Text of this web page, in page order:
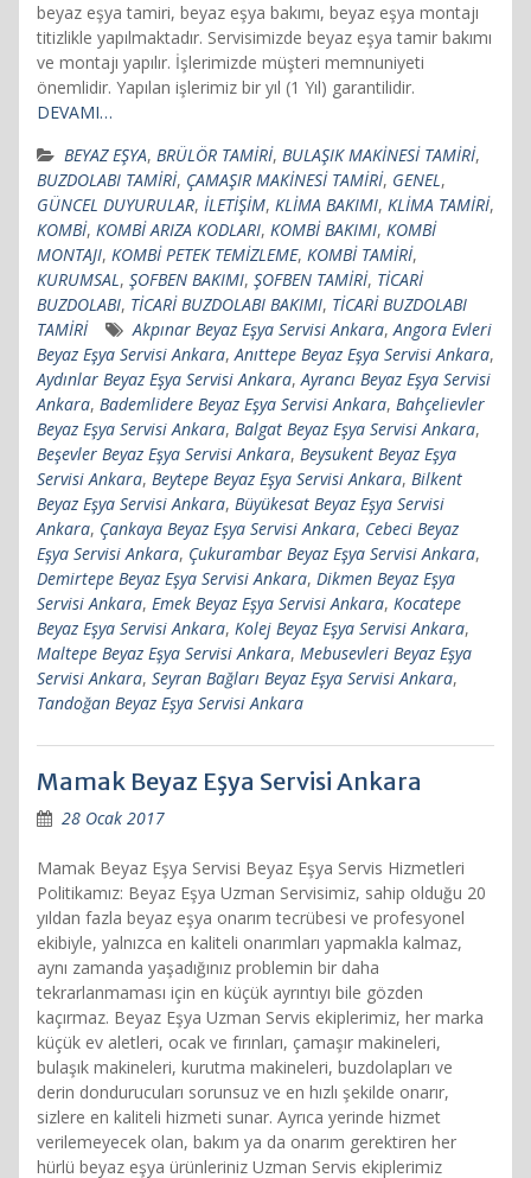
beyaz eşya tamiri, beyaz eşya bakımı, beyaz eşya montajı
titizlikle yapılmaktadır. Servisimizde beyaz eşya tamir bakımı
ve montajı yapılır. İşlerimizde müşteri memnuniyeti
önemlidir. Yapılan işlerimiz bir yıl (1 Yıl) garantilidir.
DEVAMI…
BEYAZ EŞYA, BRÜLÖR TAMİRİ, BULAŞIK MAKİNESİ TAMİRİ,
BUZDOLABI TAMİRİ, ÇAMAŞIR MAKİNESİ TAMİRİ, GENEL,
GÜNCEL DUYURULAR, İLETİŞİM, KLİMA BAKIMI, KLİMA TAMİRİ,
KOMBİ, KOMBİ ARIZA KODLARI, KOMBİ BAKIMI, KOMBİ
MONTAJI, KOMBİ PETEK TEMİZLEME, KOMBİ TAMİRİ,
KURUMSAL, ŞOFBEN BAKIMI, ŞOFBEN TAMİRİ, TİCARİ
BUZDOLABI, TİCARİ BUZDOLABI BAKIMI, TİCARİ BUZDOLABI
TAMİRİ
Akpınar Beyaz Eşya Servisi Ankara,Angora Evleri
Beyaz Eşya Servisi Ankara,Anıttepe Beyaz Eşya Servisi Ankara,
Aydınlar Beyaz Eşya Servisi Ankara,Ayrancı Beyaz Eşya Servisi
Ankara, Bademlidere Beyaz Eşya Servisi Ankara, Bahçelievler
Beyaz Eşya Servisi Ankara, Balgat Beyaz Eşya Servisi Ankara,
Beşevler Beyaz Eşya Servisi Ankara, Beysukent Beyaz Eşya
Servisi Ankara, Beytepe Beyaz Eşya Servisi Ankara, Bilkent
Beyaz Eşya Servisi Ankara, Büyükesat Beyaz Eşya Servisi
Ankara, Çankaya Beyaz Eşya Servisi Ankara, Cebeci Beyaz
Eşya Servisi Ankara, Çukurambar Beyaz Eşya Servisi Ankara,
Demirtepe Beyaz Eşya Servisi Ankara, Dikmen Beyaz Eşya
Servisi Ankara, Emek Beyaz Eşya Servisi Ankara, Kocatepe
Beyaz Eşya Servisi Ankara, Kolej Beyaz Eşya Servisi Ankara,
Maltepe Beyaz Eşya Servisi Ankara, Mebusevleri Beyaz Eşya
Servisi Ankara, Seyran Bağları Beyaz Eşya Servisi Ankara,
Tandoğan Beyaz Eşya Servisi Ankara
Mamak Beyaz Eşya Servisi Ankara
28 Ocak 2017
Mamak Beyaz Eşya Servisi Beyaz Eşya Servis Hizmetleri
Politikamız: Beyaz Eşya Uzman Servisimiz, sahip olduğu 20
yıldan fazla beyaz eşya onarım tecrübesi ve profesyonel
ekibiyle, yalnızca en kaliteli onarımları yapmakla kalmaz,
aynı zamanda yaşadığınız problemin bir daha
tekrarlanmaması için en küçük ayrıntıyı bile gözden
kaçırmaz. Beyaz Eşya Uzman Servis ekiplerimiz, her marka
küçük ev aletleri, ocak ve fırınları, çamaşır makineleri,
bulaşık makineleri, kurutma makineleri, buzdolapları ve
derin dondurucuları sorunsuz ve en hızlı şekilde onarır,
sizlere en kaliteli hizmeti sunar. Ayrıca yerinde hizmet
verilemeyecek olan, bakım ya da onarım gerektiren her
hürlü beyaz eşya ürünleriniz Uzman Servis ekiplerimiz